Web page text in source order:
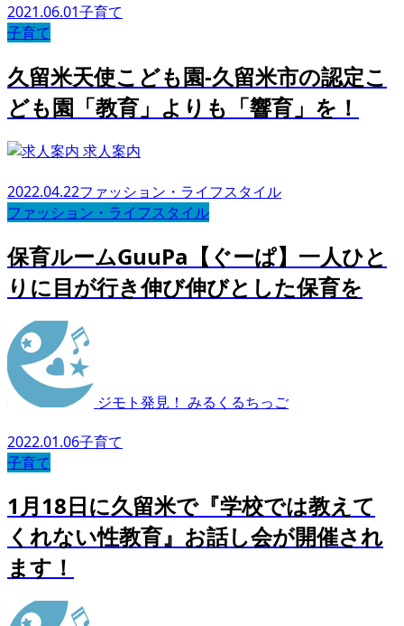
2021.06.01子育て
子育て
久留米天使こども園-久留米市の認定こ
ども園「教育」よりも「響育」を！
求人案内
2022.04.22ファッション・ライフスタイル
ファッション・ライフスタイル
保育ルームGuuPa【ぐーぱ】一人ひと
りに目が行き伸び伸びとした保育を
ジモト発見！ みるくるちっご
2022.01.06子育て
子育て
1月18日に久留米で『学校では教えて
くれない性教育』お話し会が開催され
ます！